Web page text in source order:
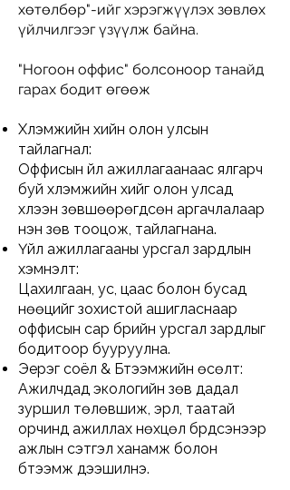
хөтөлбөр"-ийг хэрэгжүүлэх зөвлөх
үйлчилгээг үзүүлж байна.
"Ногоон оффис" болсоноор танайд
гарах бодит өгөөж
Хүлэмжийн хийн олон улсын
тайлагнал:
Оффисын үйл ажиллагаанаас ялгарч
буй хүлэмжийн хийг олон улсад
хүлээн зөвшөөрөгдсөн аргачлалаар
үнэн зөв тооцож, тайлагнана.
Үйл ажиллагааны урсгал зардлын
хэмнэлт:
Цахилгаан, ус, цаас болон бусад
нөөцийг зохистой ашигласнаар
оффисын сар бүрийн урсгал зардлыг
бодитоор бууруулна.
Эерэг соёл & Бүтээмжийн өсөлт:
Ажилчдад экологийн зөв дадал
зуршил төлөвшиж, эрүүл, таатай
орчинд ажиллах нөхцөл бүрдсэнээр
ажлын сэтгэл ханамж болон
бүтээмж дээшилнэ.